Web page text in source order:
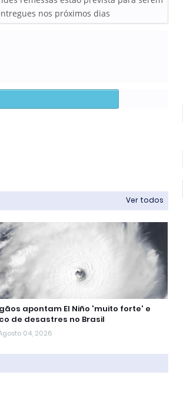
nos próximos dias
Ver todos
apontam El Niño 'muito forte' e
de desastres no Brasil
04, 2026